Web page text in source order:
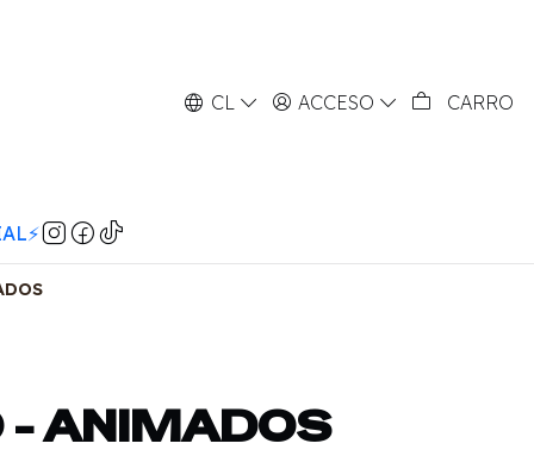
CL ACCESO CARRO
- ANIMADOS